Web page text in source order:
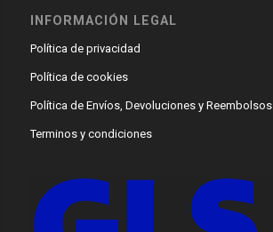
INFORMACIÓN LEGAL
Política de privacidad
Política de cookies
Política de Envíos, Devoluciones y Reembolsos
Terminos y condiciones